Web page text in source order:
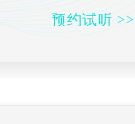
预约试听 >>